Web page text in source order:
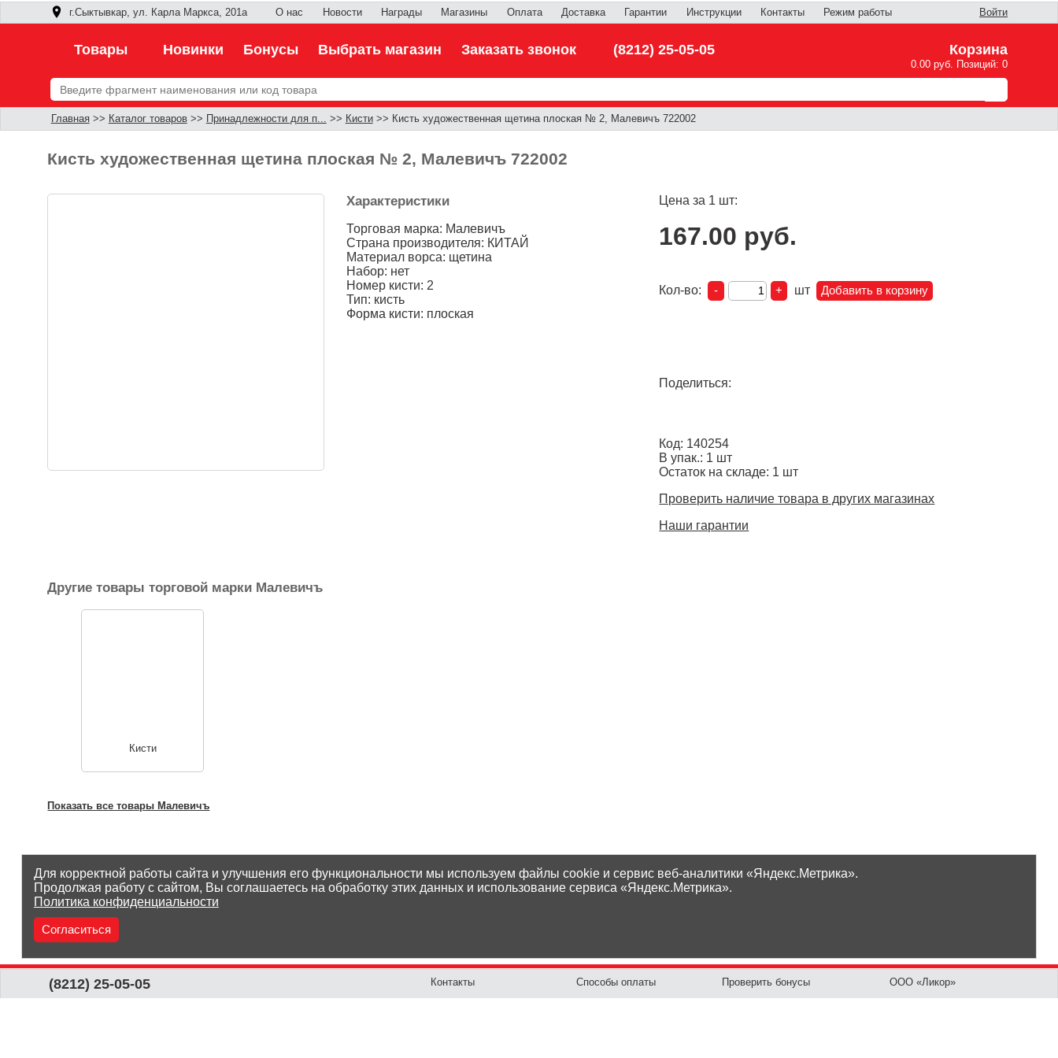
г.Сыктывкар, ул. Карла Маркса, 201а О нас Новости Награды Магазины Оплата Доставка Гарантии Инструкции Контакты Режим работы Войти
Товары Новинки Бонусы Выбрать магазин Заказать звонок (8212) 25-05-05 Корзина
0.00 руб. Позиций: 0
Главная>> Каталог товаров>> Принадлежности для п... >> Кисти>> Кисть художественная щетина плоская № 2, Малевичъ 722002
Кисть художественная щетина плоская № 2, Малевичъ 722002
Характеристики
Торговая марка: Малевичъ
Страна производителя: КИТАЙ
Материал ворса: щетина
Набор: нет
Номер кисти: 2
Тип: кисть
Форма кисти: плоская
Цена за 1 шт:
167.00 руб.
Кол-во: шт
Поделиться:
Код: 140254
В упак.: 1 шт
Остаток на складе: 1 шт
Проверить наличие товара в других магазинах
Наши гарантии
Другие товары торговой марки Малевичъ
Кисти
Показать все товары Малевичъ
Для корректной работы сайта и улучшения его функциональности мы используем файлы cookie и сервис веб-аналитики «Яндекс.Метрика».
Продолжая работу с сайтом, Вы соглашаетесь на обработку этих данных и использование сервиса «Яндекс.Метрика».
Политика конфиденциальности
Согласиться
(8212) 25-05-05 ООО «Ликор»
Проверить бонусы
Способы оплаты
Контакты